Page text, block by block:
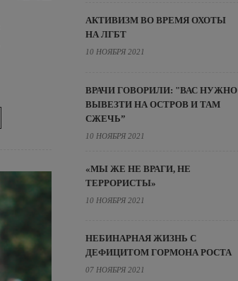
АКТИВИЗМ ВО ВРЕМЯ ОХОТЫ
НА ЛГБТ
10 НОЯБРЯ 2021
ВРАЧИ ГОВОРИЛИ: "ВАС НУЖНО
ВЫВЕЗТИ НА ОСТРОВ И ТАМ
СЖЕЧЬ”
10 НОЯБРЯ 2021
«МЫ ЖЕ НЕ ВРАГИ, НЕ
ТЕРРОРИСТЫ»
10 НОЯБРЯ 2021
НЕБИНАРНАЯ ЖИЗНЬ С
ДЕФИЦИТОМ ГОРМОНА РОСТА
07 НОЯБРЯ 2021